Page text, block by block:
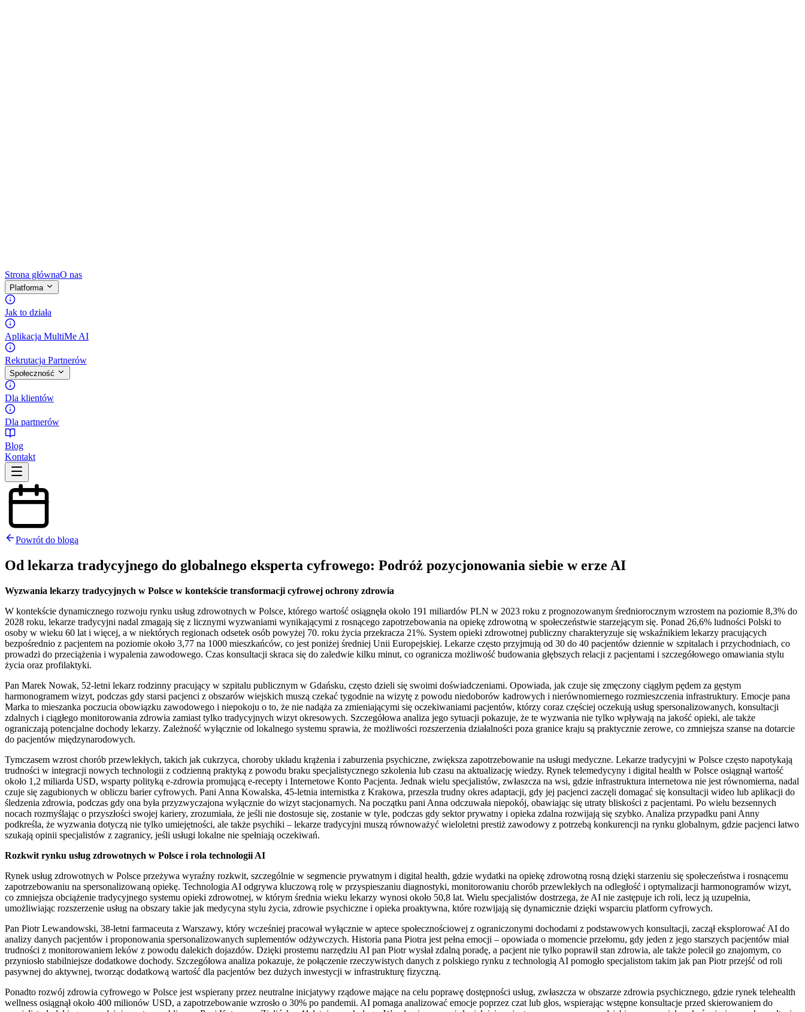
Strona głównaO nas
Platforma
Jak to działa
Aplikacja MultiMe AI
Rekrutacja Partnerów
Społeczność
Dla klientów
Dla partnerów
Blog
Kontakt
Powrót do bloga
Od lekarza tradycyjnego do globalnego eksperta cyfrowego: Podróż pozycjonowania siebie w erze AI
Wyzwania lekarzy tradycyjnych w Polsce w kontekście transformacji cyfrowej ochrony zdrowia
W kontekście dynamicznego rozwoju rynku usług zdrowotnych w Polsce, którego wartość osiągnęła około 191 miliardów PLN w 2023 roku z prognozowanym średniorocznym wzrostem na poziomie 8,3% do
2028 roku, lekarze tradycyjni nadal zmagają się z licznymi wyzwaniami wynikającymi z rosnącego zapotrzebowania na opiekę zdrowotną w społeczeństwie starzejącym się. Ponad 26,6% ludności Polski to
osoby w wieku 60 lat i więcej, a w niektórych regionach odsetek osób powyżej 70. roku życia przekracza 21%. System opieki zdrowotnej publiczny charakteryzuje się wskaźnikiem lekarzy pracujących
bezpośrednio z pacjentem na poziomie około 3,77 na 1000 mieszkańców, co jest poniżej średniej Unii Europejskiej. Lekarze często przyjmują od 30 do 40 pacjentów dziennie w szpitalach i przychodniach, co
prowadzi do przeciążenia i wypalenia zawodowego. Czas konsultacji skraca się do zaledwie kilku minut, co ogranicza możliwość budowania głębszych relacji z pacjentami i szczegółowego omawiania stylu
życia oraz profilaktyki.
Pan Marek Nowak, 52-letni lekarz rodzinny pracujący w szpitalu publicznym w Gdańsku, często dzieli się swoimi doświadczeniami. Opowiada, jak czuje się zmęczony ciągłym pędem za gęstym
harmonogramem wizyt, podczas gdy starsi pacjenci z obszarów wiejskich muszą czekać tygodnie na wizytę z powodu niedoborów kadrowych i nierównomiernego rozmieszczenia infrastruktury. Emocje pana
Marka to mieszanka poczucia obowiązku zawodowego i niepokoju o to, że nie nadąża za zmieniającymi się oczekiwaniami pacjentów, którzy coraz częściej oczekują usług spersonalizowanych, konsultacji
zdalnych i ciągłego monitorowania zdrowia zamiast tylko tradycyjnych wizyt okresowych. Szczegółowa analiza jego sytuacji pokazuje, że te wyzwania nie tylko wpływają na jakość opieki, ale także
ograniczają potencjalne dochody lekarzy. Zależność wyłącznie od lokalnego systemu sprawia, że możliwości rozszerzenia działalności poza granice kraju są praktycznie zerowe, co zmniejsza szanse na dotarcie
do pacjentów międzynarodowych.
Tymczasem wzrost chorób przewlekłych, takich jak cukrzyca, choroby układu krążenia i zaburzenia psychiczne, zwiększa zapotrzebowanie na usługi medyczne. Lekarze tradycyjni w Polsce często napotykają
trudności w integracji nowych technologii z codzienną praktyką z powodu braku specjalistycznego szkolenia lub czasu na aktualizację wiedzy. Rynek telemedycyny i digital health w Polsce osiągnął wartość
około 1,2 miliarda USD, wsparty polityką e-zdrowia promującą e-recepty i Internetowe Konto Pacjenta. Jednak wielu specjalistów, zwłaszcza na wsi, gdzie infrastruktura internetowa nie jest równomierna, nadal
czuje się zagubionych w obliczu barier cyfrowych. Pani Anna Kowalska, 45-letnia internistka z Krakowa, przeszła trudny okres adaptacji, gdy jej pacjenci zaczęli domagać się konsultacji wideo lub aplikacji do
śledzenia zdrowia, podczas gdy ona była przyzwyczajona wyłącznie do wizyt stacjonarnych. Na początku pani Anna odczuwała niepokój, obawiając się utraty bliskości z pacjentami. Po wielu bezsennych
nocach rozmyślając o przyszłości swojej kariery, zrozumiała, że jeśli nie dostosuje się, zostanie w tyle, podczas gdy sektor prywatny i opieka zdalna rozwijają się szybko. Analiza przypadku pani Anny
podkreśla, że wyzwania dotyczą nie tylko umiejętności, ale także psychiki – lekarze tradycyjni muszą równoważyć wieloletni prestiż zawodowy z potrzebą konkurencji na rynku globalnym, gdzie pacjenci łatwo
szukają opinii specjalistów z zagranicy, jeśli usługi lokalne nie spełniają oczekiwań.
Rozkwit rynku usług zdrowotnych w Polsce i rola technologii AI
Rynek usług zdrowotnych w Polsce przeżywa wyraźny rozkwit, szczególnie w segmencie prywatnym i digital health, gdzie wydatki na opiekę zdrowotną rosną dzięki starzeniu się społeczeństwa i rosnącemu
zapotrzebowaniu na spersonalizowaną opiekę. Technologia AI odgrywa kluczową rolę w przyspieszaniu diagnostyki, monitorowaniu chorób przewlekłych na odległość i optymalizacji harmonogramów wizyt,
co zmniejsza obciążenie tradycyjnego systemu opieki zdrowotnej, w którym średnia wieku lekarzy wynosi około 50,8 lat. Wielu specjalistów dostrzega, że AI nie zastępuje ich roli, lecz ją uzupełnia,
umożliwiając rozszerzenie usług na obszary takie jak medycyna stylu życia, zdrowie psychiczne i opieka proaktywna, które rozwijają się dynamicznie dzięki wsparciu platform cyfrowych.
Pan Piotr Lewandowski, 38-letni farmaceuta z Warszawy, który wcześniej pracował wyłącznie w aptece społecznościowej z ograniczonymi dochodami z podstawowych konsultacji, zaczął eksplorować AI do
analizy danych pacjentów i proponowania spersonalizowanych suplementów odżywczych. Historia pana Piotra jest pełna emocji – opowiada o momencie przełomu, gdy jeden z jego starszych pacjentów miał
trudności z monitorowaniem leków z powodu dalekich dojazdów. Dzięki prostemu narzędziu AI pan Piotr wysłał zdalną poradę, a pacjent nie tylko poprawił stan zdrowia, ale także polecił go znajomym, co
przyniosło stabilniejsze dodatkowe dochody. Szczegółowa analiza pokazuje, że połączenie rzeczywistych danych z polskiego rynku z technologią AI pomogło specjalistom takim jak pan Piotr przejść od roli
pasywnej do aktywnej, tworząc dodatkową wartość dla pacjentów bez dużych inwestycji w infrastrukturę fizyczną.
Ponadto rozwój zdrowia cyfrowego w Polsce jest wspierany przez neutralne inicjatywy rządowe mające na celu poprawę dostępności usług, zwłaszcza w obszarze zdrowia psychicznego, gdzie rynek telehealth
wellness osiągnął około 400 milionów USD, a zapotrzebowanie wzrosło o 30% po pandemii. AI pomaga analizować emocje poprzez czat lub głos, wspierając wstępne konsultacje przed skierowaniem do